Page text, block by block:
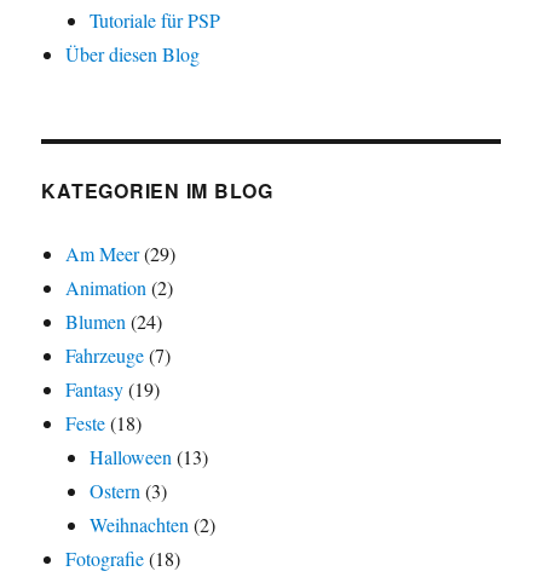
Tutoriale für PSP
Über diesen Blog
KATEGORIEN IM BLOG
Am Meer(29)
Animation (2)
Blumen (24)
Fahrzeuge(7)
Fantasy(19)
Feste(18)
Halloween (13)
Ostern (3)
Weihnachten (2)
Fotografie(18)